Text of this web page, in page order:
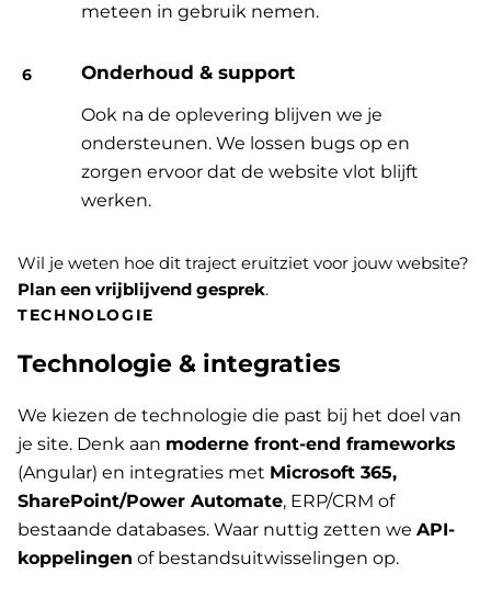
meteen in gebruik nemen.
Onderhoud & support
Ook na de oplevering blijven we je
ondersteunen. We lossen bugs op en
zorgen ervoor dat de website vlot blijft
werken.
Wil je weten hoe dit traject eruitziet voor jouw website?
Plan een vrijblijvend gesprek.
TECHNOLOGIE
Technologie & integraties
We kiezen de technologie die past bij het doel van
je site. Denk aan moderne front-end frameworks
(Angular) en integraties met Microsoft 365,
SharePoint/Power Automate, ERP/CRM of
bestaande databases. Waar nuttig zetten we API-
koppelingen of bestandsuitwisselingen op.